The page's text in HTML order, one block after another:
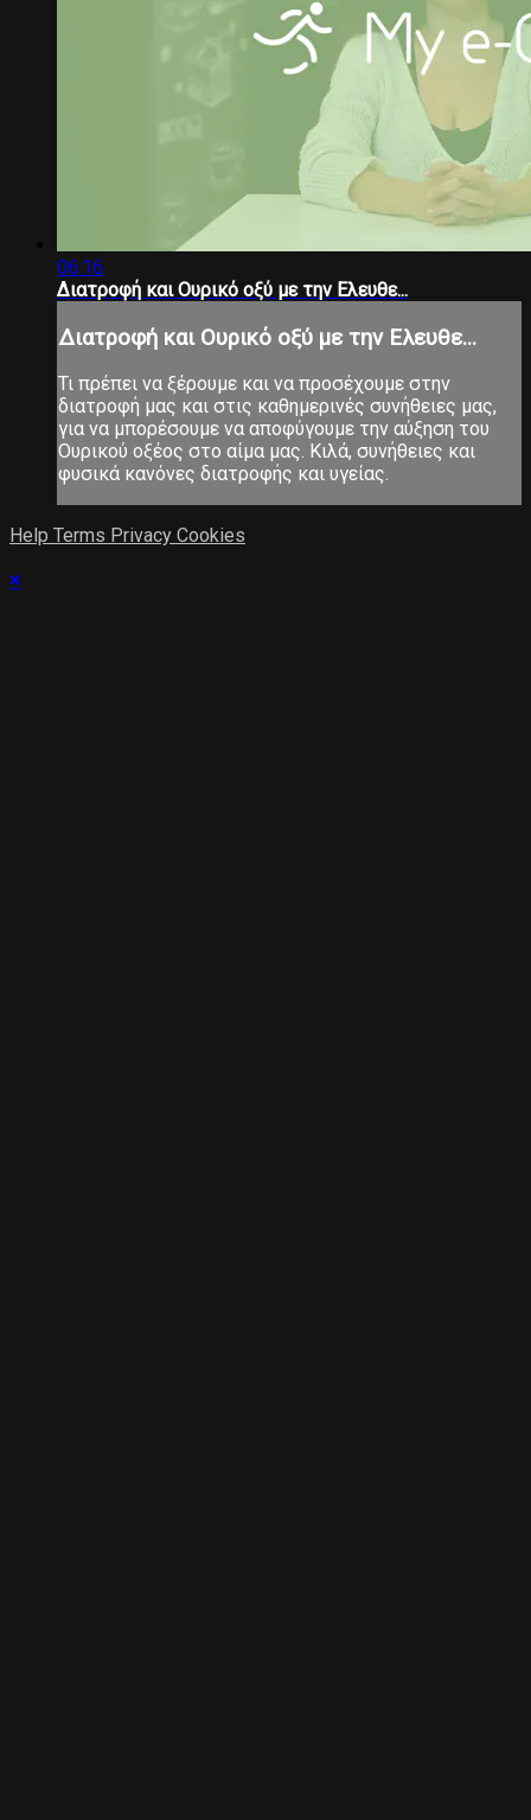
06:16
Διατροφή και Ουρικό οξύ με την Ελευθε...
Διατροφή και Ουρικό οξύ με την Ελευθε...
Τι πρέπει να ξέρουμε και να προσέχουμε στην
διατροφή μας και στις καθημερινές συνήθειες μας,
για να μπορέσουμε να αποφύγουμε την αύξηση του
Ουρικού οξέος στο αίμα μας. Κιλά, συνήθειες και
φυσικά κανόνες διατροφής και υγείας.
Help Terms Privacy Cookies
×